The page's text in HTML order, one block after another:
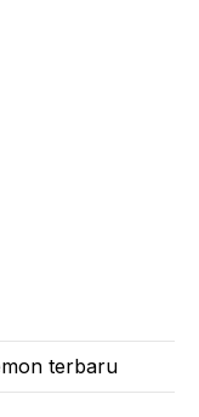
terbaru